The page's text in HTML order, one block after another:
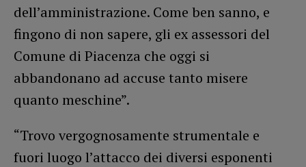
dell’amministrazione. Come ben sanno, e
fingono di non sapere, gli ex assessori del
Comune di Piacenza che oggi si
abbandonano ad accuse tanto misere
quanto meschine”.
“Trovo vergognosamente strumentale e
fuori luogo l’attacco dei diversi esponenti